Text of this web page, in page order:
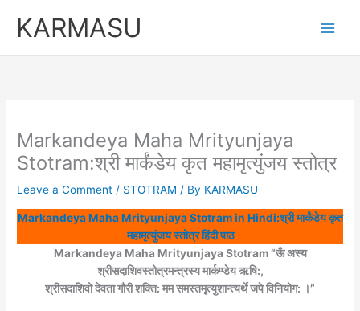
KARMASU
Markandeya Maha Mrityunjaya
Stotram:श्री मार्कंडेय कृत महामृत्युंजय स्तोत्र
Leave a Comment / STOTRAM / By KARMASU
Markandeya Maha Mrityunjaya Stotram in Hindi:श्री मार्कंडेय कृत
महामृत्युंजय स्तोत्र हिंदी पाठ
Markandeya Maha Mrityunjaya Stotram “ऊँ अस्य
श्रीसदाशिवस्तोत्रमन्त्रस्य मार्कण्डेय ऋषि:,
श्रीसदाशिवो देवता गौरी शक्ति: मम समस्तमृत्युशान्त्यर्थे जपे विनियोग: ।”